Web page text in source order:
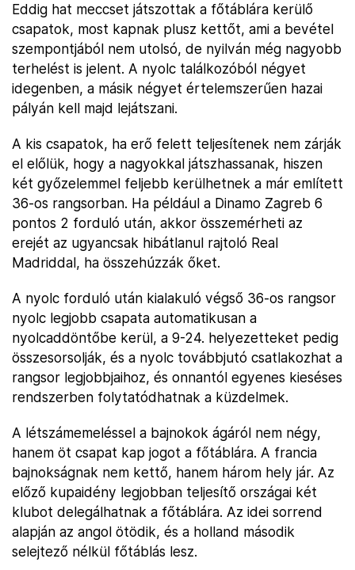
Eddig hat meccset játszottak a főtáblára kerülő
csapatok, most kapnak plusz kettőt, ami a bevétel
szempontjából nem utolsó, de nyilván még nagyobb
terhelést is jelent. A nyolc találkozóból négyet
idegenben, a másik négyet értelemszerűen hazai
pályán kell majd lejátszani.
A kis csapatok, ha erő felett teljesítenek nem zárják
el előlük, hogy a nagyokkal játszhassanak, hiszen
két győzelemmel feljebb kerülhetnek a már említett
36-os rangsorban. Ha például a Dinamo Zagreb 6
pontos 2 forduló után, akkor összemérheti az
erejét az ugyancsak hibátlanul rajtoló Real
Madriddal, ha összehúzzák őket.
A nyolc forduló után kialakuló végső 36-os rangsor
nyolc legjobb csapata automatikusan a
nyolcaddöntőbe kerül, a 9-24. helyezetteket pedig
összesorsolják, és a nyolc továbbjutó csatlakozhat a
rangsor legjobbjaihoz, és onnantól egyenes kieséses
rendszerben folytatódhatnak a küzdelmek.
A létszámemeléssel a bajnokok ágáról nem négy,
hanem öt csapat kap jogot a főtáblára. A francia
bajnokságnak nem kettő, hanem három hely jár. Az
előző kupaidény legjobban teljesítő országai két
klubot delegálhatnak a főtáblára. Az idei sorrend
alapján az angol ötödik, és a holland második
selejtező nélkül főtáblás lesz.